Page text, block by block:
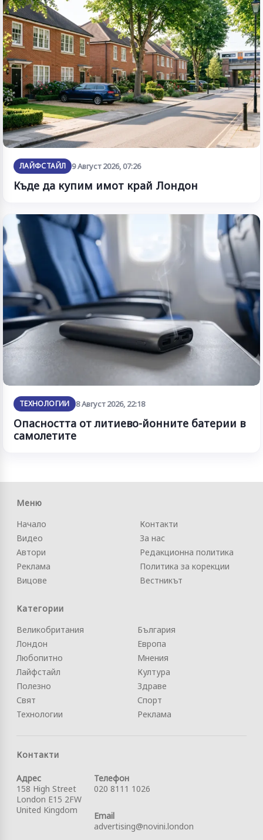
ЛАЙФСТАЙЛ 9 Август 2026, 07:26
Къде да купим имот край Лондон
ТЕХНОЛОГИИ 8 Август 2026, 22:18
Опасността от литиево-йонните батерии в
самолетите
Меню
Начало
Видео
Автори
Реклама
Вицове
Контакти
За нас
Редакционна политика
Политика за корекции
Вестникът
Категории
Великобритания
Лондон
Любопитно
Лайфстайл
Полезно
Свят
Технологии
България
Европа
Мнения
Култура
Здраве
Спорт
Реклама
Контакти
Адрес
158 High Street
London E15 2FW
United Kingdom
Телефон
020 8111 1026
Email
advertising@novini.london